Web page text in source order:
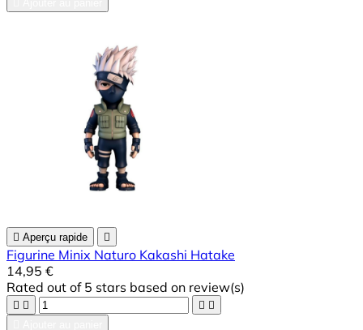
 Aperçu rapide 
Figurine Minix Naturo Kakashi Hatake
14,95 €
Rated out of 5 stars based on review(s)
   